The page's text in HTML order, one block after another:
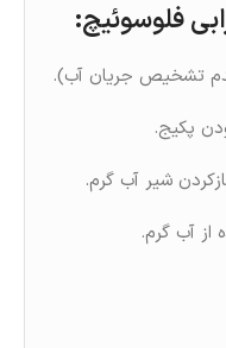
:
تشخیص جریان آب).
پکیج.
شیر آب گرم.
از آب گرم.